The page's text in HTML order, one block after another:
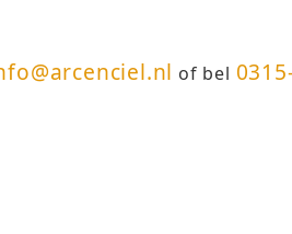
of bel